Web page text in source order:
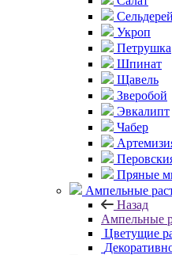
Сельдерей
Укроп
Петрушка
Шпинат
Щавель
Зверобой
Эвкалипт
Чабер
Пряные
Ампельные
Назад
Ампельные
Цветущие